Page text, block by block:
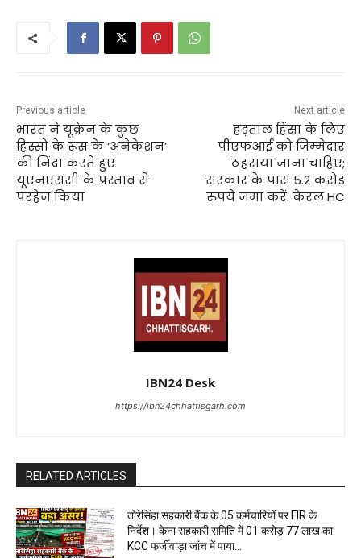
Previous article
भारत ने यूक्रेन के कुछ
हिस्सों के रूस के ‘अनेकेशन’
की निंदा करते हुए
यूएनएससी के प्रस्ताव से
परहेज किया
Next article
हड़ताल हिंसा के लिए
पीएफआई को जिम्मेदार
ठहराया जाना चाहिए;
सरकार के पास 5.2 करोड़
रुपये जमा करें: केरल HC
IBN24 Desk
https://ibn24chhattisgarh.com
RELATED ARTICLES
तोरेसिंहा सहकारी बैंक के 05 कर्मचारियों पर FIR के
निर्देश। केना सहकारी समिति में 01 करोड़ 77 लाख का
KCC फर्जीवाड़ा जांच में पाया...